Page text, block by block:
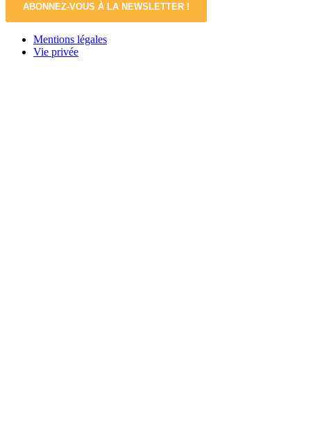
ABONNEZ-VOUS À LA NEWSLETTER !
Mentions légales
Vie privée